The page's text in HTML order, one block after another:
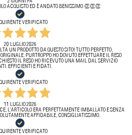
ACQUISTO ED È ANDATO BENISSIMO 👏👏👏
VERIFICATO
20 LUGLIO 2026
UN PRODOTTO DA QUESTO SITO! TUTTO PERFETTO,
PURTROPPO HO DOVUTO EFFETTUARE IL RESO
IL RESO HO RICEVUTO UNA MAIL DAL SERVIZIO
EFFICIENTI E FIDATI.
VERIFICATO
11 LUGLIO 2026
L’ARTICOLO ERA PERFETTAMENTE IMBALLATO E SENZA
AFFIDABILE, CONSIGLIATISSIMO.
VERIFICATO